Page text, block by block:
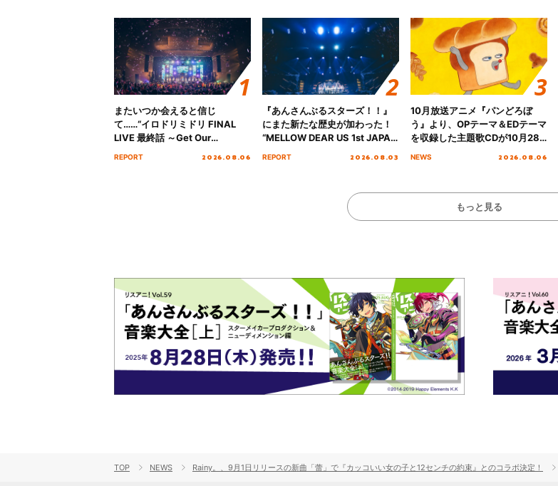
またいつか会えると信じ
て……“イロドリミドリ FINAL
LIVE 最終話 ～Get Our
MIRAI!!!!!!!!!!!!!!～”10年の活動
REPORT 2026.08.06
『あんさんぶるスターズ！！』
にまた新たな歴史が加わった！
“MELLOW DEAR US 1st JAPAN
Tour Final「NICE to meet YOU
REPORT 2026.08.03
10月放送アニメ『パンどろぼ
う』より、OPテーマ＆EDテーマ
を収録した主題歌CDが10月28
日にリリース決定！
NEWS 2026.08.06
もっと見る
TOP NEWS Rainy。、9月1日リリースの新曲「蕾」で『カッコいい女の子と12センチの約束』とのコラボ決定！